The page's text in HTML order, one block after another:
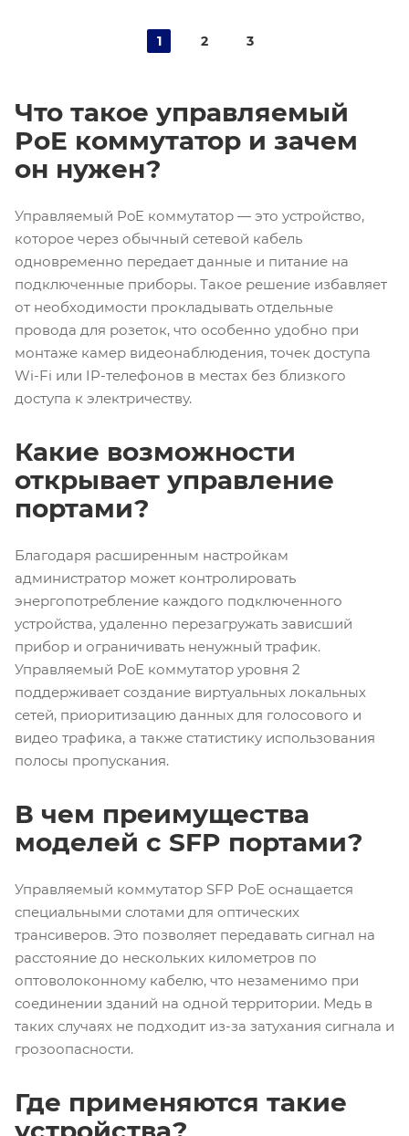
1 2 3
Что такое управляемый
PoE коммутатор и зачем
он нужен?
Управляемый PoE коммутатор — это устройство,
которое через обычный сетевой кабель
одновременно передает данные и питание на
подключенные приборы. Такое решение избавляет
от необходимости прокладывать отдельные
провода для розеток, что особенно удобно при
монтаже камер видеонаблюдения, точек доступа
Wi-Fi или IP-телефонов в местах без близкого
доступа к электричеству.
Какие возможности
открывает управление
портами?
Благодаря расширенным настройкам
администратор может контролировать
энергопотребление каждого подключенного
устройства, удаленно перезагружать зависший
прибор и ограничивать ненужный трафик.
Управляемый PoE коммутатор уровня 2
поддерживает создание виртуальных локальных
сетей, приоритизацию данных для голосового и
видео трафика, а также статистику использования
полосы пропускания.
В чем преимущества
моделей с SFP портами?
Управляемый коммутатор SFP PoE оснащается
специальными слотами для оптических
трансиверов. Это позволяет передавать сигнал на
расстояние до нескольких километров по
оптоволоконному кабелю, что незаменимо при
соединении зданий на одной территории. Медь в
таких случаях не подходит из-за затухания сигнала и
грозоопасности.
Где применяются такие